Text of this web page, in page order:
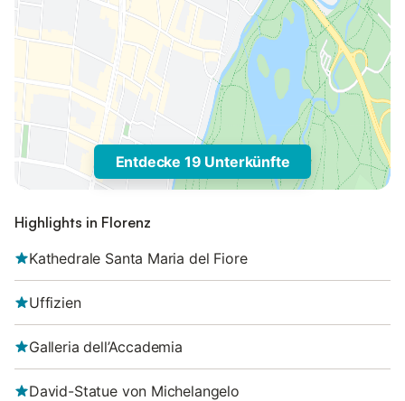
Entdecke 19 Unterkünfte
Highlights in Florenz
Kathedrale Santa Maria del Fiore
Uffizien
Galleria dell’Accademia
David-Statue von Michelangelo